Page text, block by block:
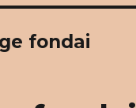
fondai